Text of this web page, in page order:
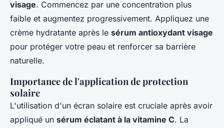
visage. Commencez par une concentration plus
faible et augmentez progressivement. Appliquez une
crème hydratante après le sérum antioxydant visage
pour protéger votre peau et renforcer sa barrière
naturelle.
Importance de l'application de protection
solaire
L'utilisation d'un écran solaire est cruciale après avoir
appliqué un sérum éclatant à la vitamine C. La